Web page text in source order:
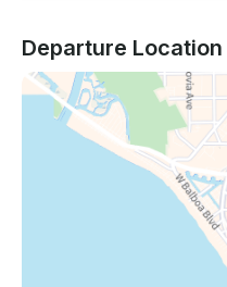
Departure Location